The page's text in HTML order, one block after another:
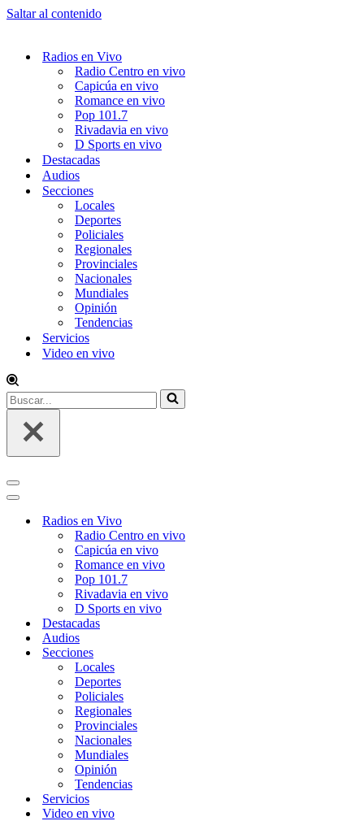
Saltar al contenido
Radios en Vivo
Radio Centro en vivo
Capicúa en vivo
Romance en vivo
Pop 101.7
Rivadavia en vivo
D Sports en vivo
Destacadas
Audios
Secciones
Locales
Deportes
Policiales
Regionales
Provinciales
Nacionales
Mundiales
Opinión
Tendencias
Servicios
Video en vivo
Buscar...
Menú
de
Menú
navegaciónRadios en Vivo
Radio Centro en vivo
Capicúa en vivo
Romance en vivo
Pop 101.7
Rivadavia en vivo
D Sports en vivo
Destacadas
Audios
Secciones
Locales
Deportes
Policiales
Regionales
Provinciales
Nacionales
Mundiales
Opinión
Tendencias
Servicios
Video en vivo